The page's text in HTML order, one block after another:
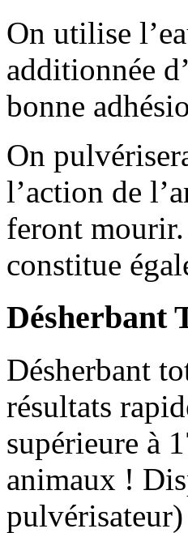
On utilise
additionnée
bonne
On
l’action de
feront mourir.
constitue
Désherbant
Désherbant
résultats
supérieure à
animaux !